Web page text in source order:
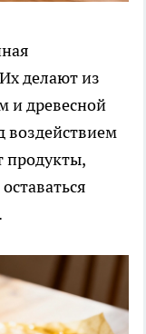
делают из
и древесной
воздействием
продукты,